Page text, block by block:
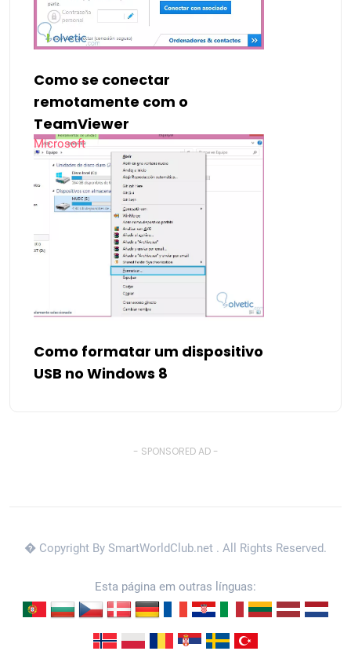
Como se conectar
remotamente com o
TeamViewer
Microsoft
Como formatar um dispositivo
USB no Windows 8
- SPONSORED AD -
� Copyright By SmartWorldClub.net . All Rights Reserved.
Esta página em outras línguas: